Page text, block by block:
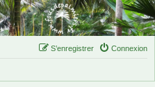
Connexion
S’enregistrer